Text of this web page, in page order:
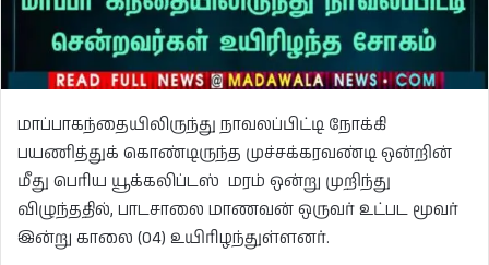
மாப்பாகந்தையிலிருந்து நாவலப்பிட்டி நோக்கி
பயணித்துக் கொண்டிருந்த முச்சக்கரவண்டி ஒன்றின்
மீது பெரிய யூக்கலிப்டஸ் மரம் ஒன்று முறிந்து
விழுந்ததில், பாடசாலை மாணவன் ஒருவர் உட்பட மூவர்
இன்று காலை (04) உயிரிழந்துள்ளனர்.